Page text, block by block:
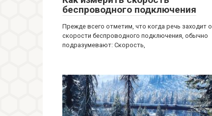
беспроводного подключения
Прежде всего отметим, что когда речь заходит о
скорости беспроводного подключения, обычно
подразумевают: Скорость,